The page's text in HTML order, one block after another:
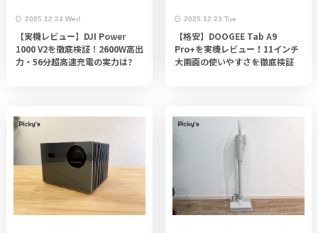
2025.12.24 Wed
【実機レビュー】DJI Power
1000 V2を徹底検証！2600W高出
力・56分超高速充電の実力は?
2025.12.23 Tue
【格安】DOOGEE Tab A9
Pro+を実機レビュー！11インチ
大画面の使いやすさを徹底検証